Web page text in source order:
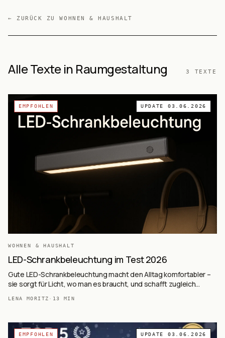
← ZURÜCK ZUWOHNEN & HAUSHALT
Alle Texte in Raumgestaltung 3 TEXTE
EMPFOHLEN UPDATE 03.06.2026
WOHNEN & HAUSHALT
LED-Schrankbeleuchtung im Test 2026
Gute LED-Schrankbeleuchtung macht den Alltag komfortabler –
sie sorgt für Licht, wo man es braucht, und schafft zugleich
energiesparende Technik und smarte Funktionen.
LENA MORITZ · 13 MIN
EMPFOHLEN UPDATE 03.06.2026